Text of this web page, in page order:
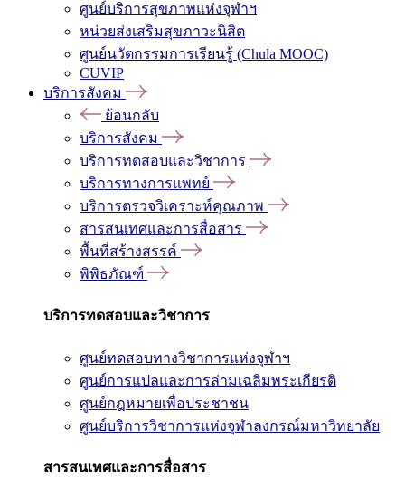
ศูนย์บริการสุขภาพแห่งจุฬาฯ
หน่วยส่งเสริมสุขภาวะนิสิต
ศูนย์นวัตกรรมการเรียนรู้ (Chula MOOC)
CUVIP
บริการสังคม
ย้อนกลับ
บริการสังคม
บริการทดสอบและวิชาการ
บริการทางการแพทย์
บริการตรวจวิเคราะห์คุณภาพ
สารสนเทศและการสื่อสาร
พื้นที่สร้างสรรค์
พิพิธภัณฑ์
บริการทดสอบและวิชาการ
ศูนย์ทดสอบทางวิชาการแห่งจุฬาฯ
ศูนย์การแปลและการล่ามเฉลิมพระเกียรติ
ศูนย์กฎหมายเพื่อประชาชน
ศูนย์บริการวิชาการแห่งจุฬาลงกรณ์มหาวิทยาลัย
สารสนเทศและการสื่อสาร